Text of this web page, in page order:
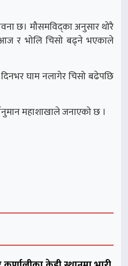
छ। मौसमविद्का अनुसार थोरै
आज र भोलि चिसो बढ्ने भएकाले
घाम नलागेर चिसो बढेपछि
महाशाखाले जनाएको छ ।